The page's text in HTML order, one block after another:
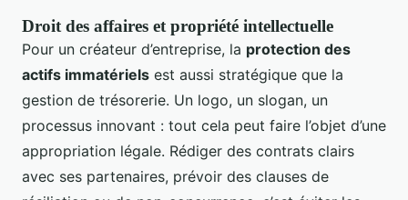
Droit des affaires et propriété intellectuelle
Pour un créateur d’entreprise, la protection des
actifs immatériels est aussi stratégique que la
gestion de trésorerie. Un logo, un slogan, un
processus innovant : tout cela peut faire l’objet d’une
appropriation légale. Rédiger des contrats clairs
avec ses partenaires, prévoir des clauses de